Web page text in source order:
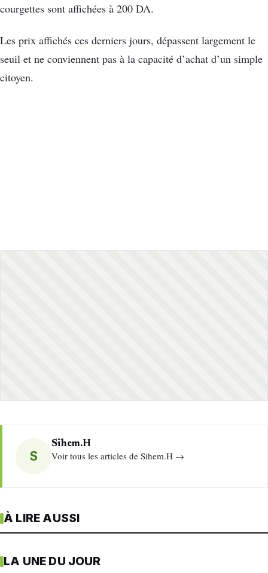
courgettes sont affichées à 200 DA.
Les prix affichés ces derniers jours, dépassent largement le
seuil et ne conviennent pas à la capacité d’achat d’un simple
citoyen.
S
Sihem.H
Voir tous les articles de Sihem.H →
À LIRE AUSSI
LA UNE DU JOUR